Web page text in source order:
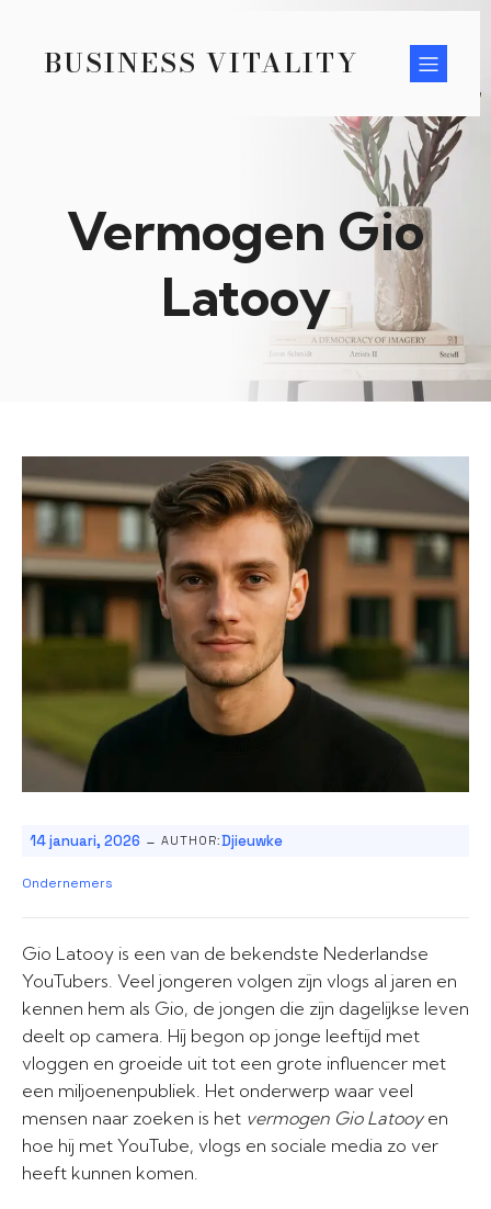
BUSINESS VITALITY
Vermogen Gio
Latooy
14 januari, 2026 - AUTHOR:Djieuwke
Ondernemers
Gio Latooy is een van de bekendste Nederlandse
YouTubers. Veel jongeren volgen zijn vlogs al jaren en
kennen hem als Gio, de jongen die zijn dagelijkse leven
deelt op camera. Hij begon op jonge leeftijd met
vloggen en groeide uit tot een grote influencer met
een miljoenenpubliek. Het onderwerp waar veel
mensen naar zoeken is het vermogen Gio Latooyen
hoe hij met YouTube, vlogs en sociale media zo ver
heeft kunnen komen.